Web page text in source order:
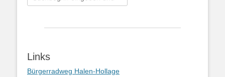
nach:
Links
Bürgerradweg Halen-Hollage